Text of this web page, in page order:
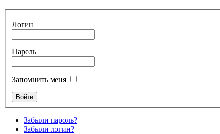
Логин
Пароль
Запомнить меня
Забыли пароль?
Забыли логин?